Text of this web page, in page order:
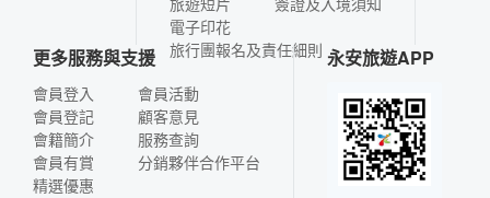
電子印花
旅行團報名及責任細則
更多服務與支援
會員登入
會員登記
會籍簡介
會員有賞
精選優惠
會員活動
顧客意見
服務查詢
分銷夥伴合作平台
永安旅遊APP